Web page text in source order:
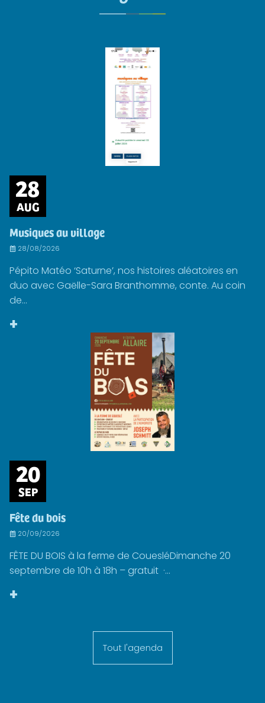
28
AUG
Musiques au village
28/08/2026
Pépito Matéo ‘Saturne’, nos histoires aléatoires en
duo avec Gaëlle-Sara Branthomme, conte. Au coin
de...
+
20
SEP
Fête du bois
20/09/2026
FÊTE DU BOIS à la ferme de CouesléDimanche 20
septembre de 10h à 18h – gratuit ·...
+
Tout l'agenda